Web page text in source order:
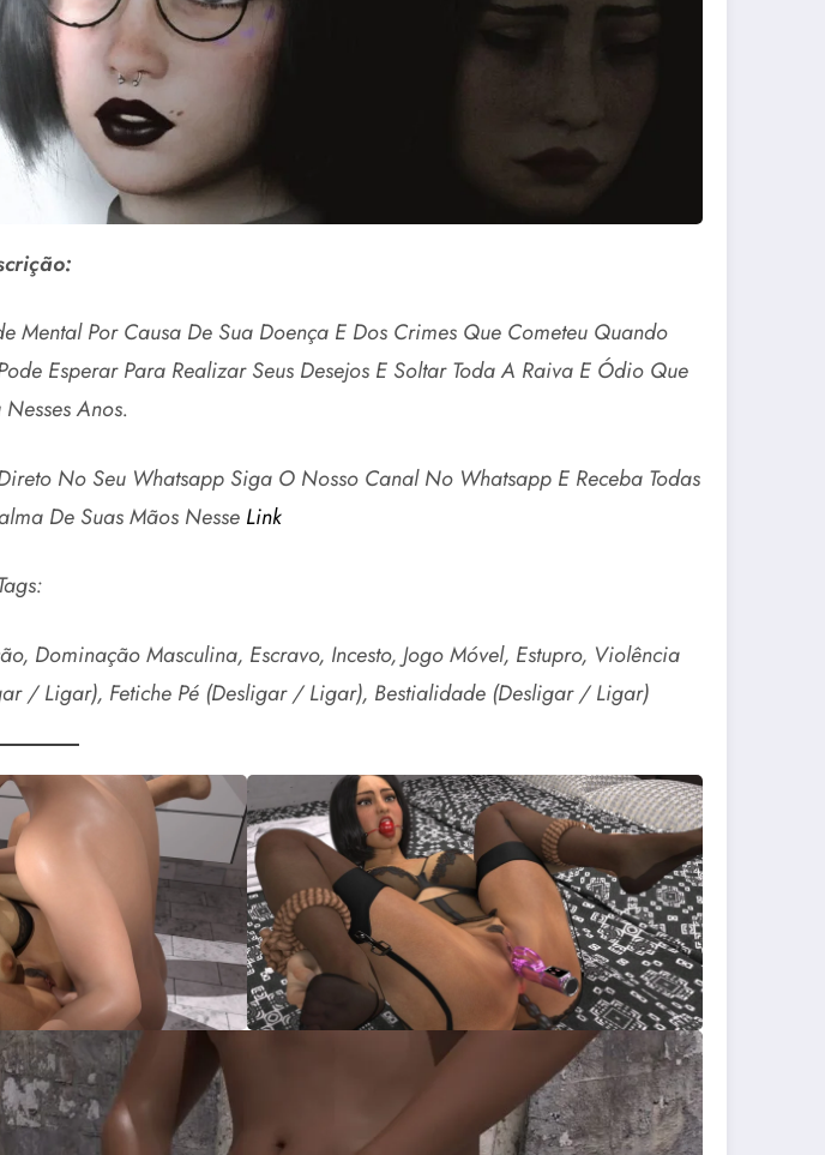
Por Causa De Sua Doença E Dos Crimes Que Cometeu Quando
Esperar Para Realizar Seus Desejos E Soltar Toda A Raiva E Ódio Que
Anos.
No Seu Whatsapp Siga O Nosso Canal No Whatsapp E Receba Todas
De Suas Mãos Nesse Link
Dominação Masculina, Escravo, Incesto, Jogo Móvel, Estupro, Violência
/ Ligar), Fetiche Pé (Desligar / Ligar), Bestialidade (Desligar / Ligar)